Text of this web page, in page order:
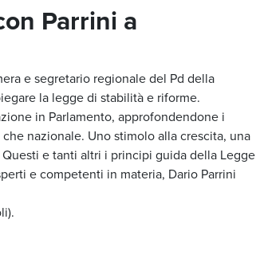
Parrini a
e segretario regionale del Pd della
la legge di stabilità e riforme.
in Parlamento, approfondendone i
nazionale. Uno stimolo alla crescita, una
e tanti altri i principi guida della Legge
e competenti in materia, Dario Parrini